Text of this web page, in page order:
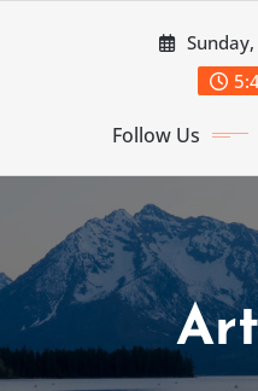
Follow Us